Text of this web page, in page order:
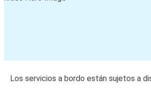
Los servicios a bordo están sujetos a